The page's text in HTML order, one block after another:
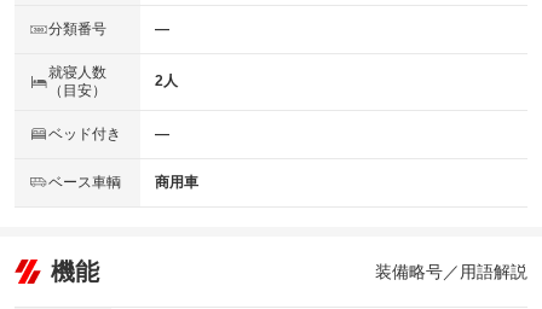
分類番号 ―
就寝人数
（目安）
2人
ベッド付き ―
ベース車輌 商用車
機能 装備略号／用語解説